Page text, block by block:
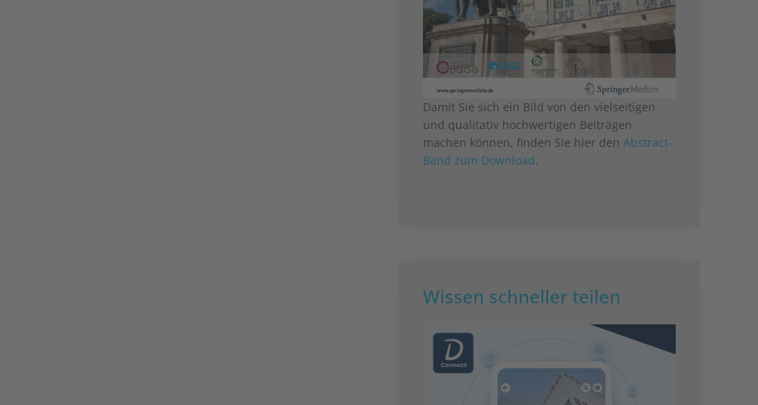
Damit Sie sich ein Bild von den vielseitigen
und qualitativ hochwertigen Beiträgen
machen können, finden Sie hier den Abstract-
Band zum Download.
Wissen schneller teilen